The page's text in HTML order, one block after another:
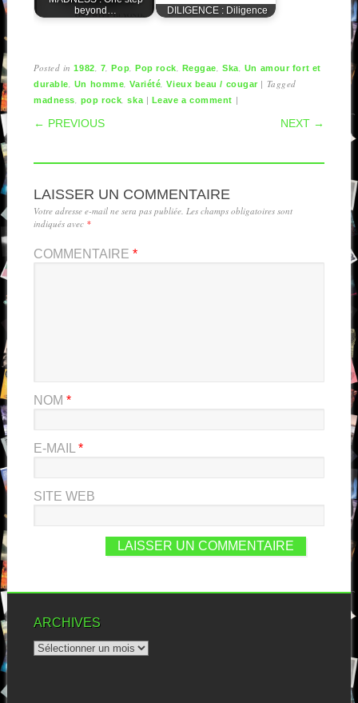
beyond…
DILIGENCE : Diligence
Posted in1982, 7,Pop,Pop rock, Reggae,Ska, Un amour fort et
durable, Un homme,Variété,Vieux beau / cougar | Tagged
madness, pop rock,ska | Leave a comment |
POST NAVIGATION
← PREVIOUS NEXT →
LAISSER UN COMMENTAIRE
Votre adresse e-mail ne sera pas publiée. Les champs obligatoires sont
indiqués avec *
COMMENTAIRE *
NOM *
E-MAIL *
SITE WEB
ARCHIVES